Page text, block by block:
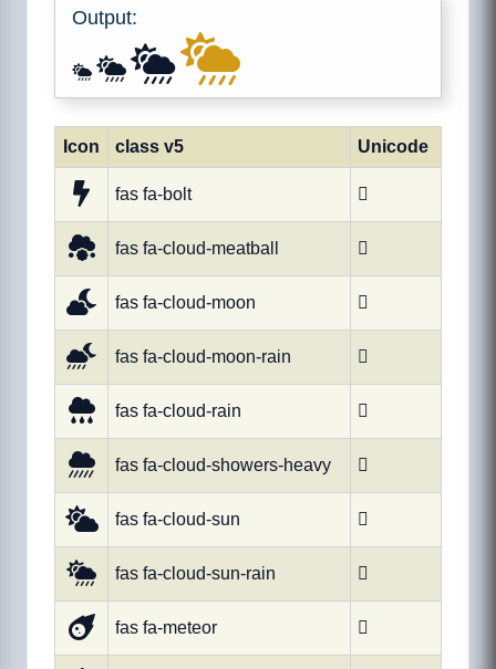
Output:
Icon class v5 Unicode
fas fa-bolt 
fas fa-cloud-meatball 
fas fa-cloud-moon 
fas fa-cloud-moon-rain 
fas fa-cloud-rain 
fas fa-cloud-showers-heavy 
fas fa-cloud-sun 
fas fa-cloud-sun-rain 
fas fa-meteor 